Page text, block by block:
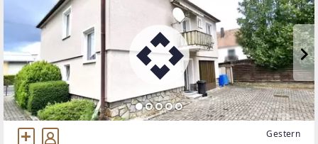
Gestern